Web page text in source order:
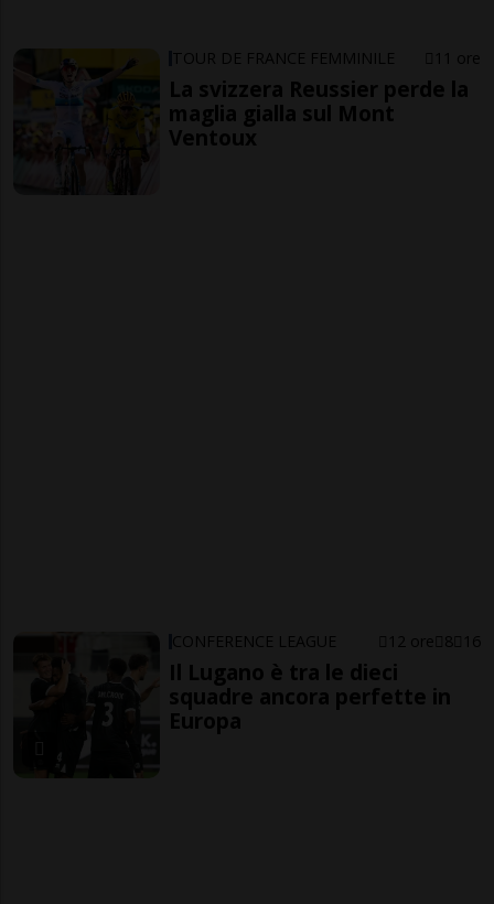
TOUR DE FRANCE FEMMINILE 11 ore
La svizzera Reussier perde la
maglia gialla sul Mont
Ventoux
CONFERENCE LEAGUE 12 ore 8 16
Il Lugano è tra le dieci
squadre ancora perfette in
Europa